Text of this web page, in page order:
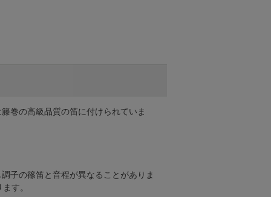
巻の高級品質の笛に付けられていま
子の篠笛と音程が異なることがありま
す。